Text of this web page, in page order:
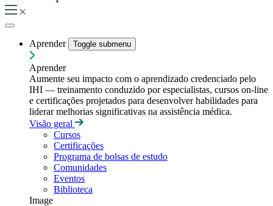
Aprender Toggle submenu
Aprender
Aumente seu impacto com o aprendizado credenciado pelo
IHI — treinamento conduzido por especialistas, cursos on-line
e certificações projetados para desenvolver habilidades para
liderar melhorias significativas na assistência médica.
Visão geral
Cursos
Certificações
Programa de bolsas de estudo
Comunidades
Eventos
Biblioteca
Image